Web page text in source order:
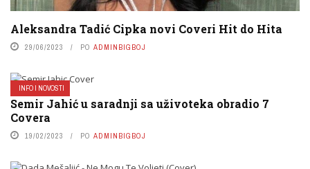
Aleksandra Tadić Cipka novi Coveri Hit do Hita
29/06/2023 PO ADMINBIGBOJ
INFO I NOVOSTI
Semir Jahić u saradnji sa uživoteka obradio 7
Covera
19/02/2023 PO ADMINBIGBOJ